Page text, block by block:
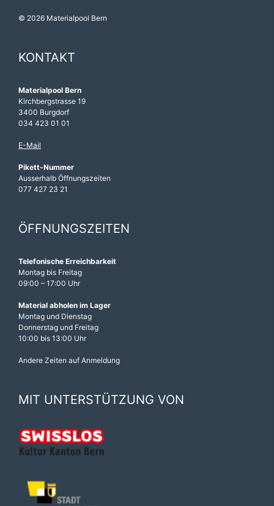
© 2026 Materialpool Bern
KONTAKT
Materialpool Bern
Kirchbergstrasse 19
3400 Burgdorf
034 423 01 01
E-Mail
Pikett-Nummer
Ausserhalb Öffnungszeiten
077 427 23 21
ÖFFNUNGSZEITEN
Telefonische Erreichbarkeit
Montag bis Freitag
09:00 – 17:00 Uhr
Material abholen im Lager
Montag und Dienstag
Donnerstag und Freitag
10:00 bis 13:00 Uhr
Andere Zeiten auf Anmeldung
MIT UNTERSTÜTZUNG VON